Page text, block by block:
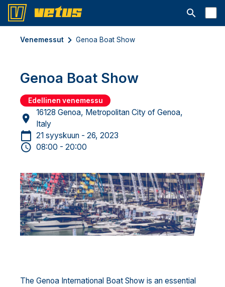
Avaa
Venemessut Genoa Boat Show
Genoa Boat Show
Edellinen venemessu
16128 Genoa, Metropolitan City of Genoa,
Italy
21 syyskuun - 26, 2023
08:00 - 20:00
The Genoa International Boat Show is an essential